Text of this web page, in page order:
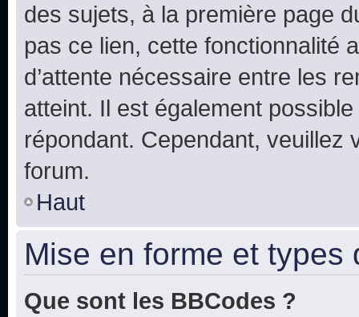
des sujets, à la première page
pas ce lien, cette fonctionnalité
d’attente nécessaire entre les
atteint. Il est également
répondant. Cependant,
forum.
Haut
Mise en forme et types
Que sont les BBCodes ?